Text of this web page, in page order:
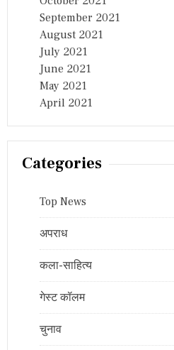
September 2021
August 2021
July 2021
June 2021
May 2021
April 2021
Categories
Top News
अपराध
कला-साहित्य
गेस्ट कॉलम
चुनाव